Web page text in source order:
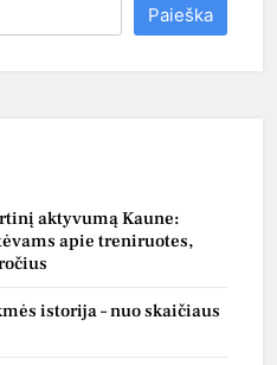
Paieška
aktyvumą Kaune:
apie treniruotes,
istorija – nuo skaičiaus